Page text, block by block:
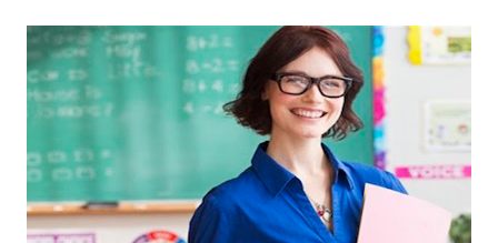
sempre as intervenções feitas para ações apresentadas,
isso ressalta trabalho. SUGESTÕES DE PALAVRAS E
EXPRESSÕES PARA USO EM RELATÓRIOS Você pensa Você
escreve O aluno não sabe O aluno não adquiriu os
conceitos, está em fase de aprendizado. Não tem limites
Apresenta dificuldades de auto-regulação, pois… É nervoso
Ainda não desenvolveu habilidades para convívio no